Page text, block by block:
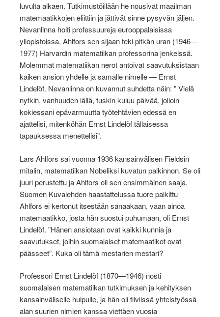
luvulta alkaen. Tutkimustöillään he nousivat maailman
matemaatikkojen eliittiin ja jättivät sinne pysyvän jäljen.
Nevanlinna hoiti professuureja eurooppalaisissa
yliopistoissa, Ahlfors sen sijaan teki pitkän uran (1946—
1977) Harvardin matematiikan professorina jenkeissä.
Molemmat matematiikan nerot antoivat saavutuksistaan
kaiken ansion yhdelle ja samalle nimelle — Ernst
Lindelöf. Nevanlinna on kuvannut suhdetta näin: ” Vielä
nytkin, vanhuuden iällä, tuskin kuluu päivää, jolloin
kokiessani epävarmuutta työtehtävien edessä en
ajattelisi, mitenköhän Ernst Lindelöf tällaisessa
tapauksessa menettelisi”.
Lars Ahlfors sai vuonna 1936 kansainvälisen Fieldsin
mitalin, matematiikan Nobeliksi kuvatun palkinnon. Se oli
juuri perustettu ja Ahlfors oli sen ensimmäinen saaja.
Suomen Kuvalehden haastattelussa tuore palkittu
Ahlfors ei kertonut itsestään sanaakaan, vaan ainoa
matemaatikko, josta hän suostui puhumaan, oli Ernst
Lindelöf. ”Hänen ansiotaan ovat kaikki kunnia ja
saavutukset, joihin suomalaiset matemaatikot ovat
päässeet”. Kuka oli tämä mestarien mestari?
Professori Ernst Lindelöf (1870—1946) nosti
suomalaisen matematiikan tutkimuksen ja kehityksen
kansainväliselle huipulle, ja hän oli tiiviissä yhteistyössä
alan suurien nimien kanssa viettäen vuosia